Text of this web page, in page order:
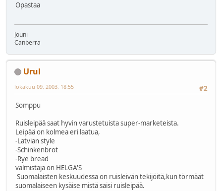
Opastaa
Jouni
Canberra
Urul
#2
lokakuu 09, 2003, 18:55
Somppu
Ruisleipää saat hyvin varustetuista super-marketeista.
Leipää on kolmea eri laatua,
-Latvian style
-Schinkenbrot
-Rye bread
valmistaja on HELGA'S
Suomalaisten keskuudessa on ruisleivän tekijöitä,kun törmäät
suomalaiseen kysäise mistä saisi ruisleipää.